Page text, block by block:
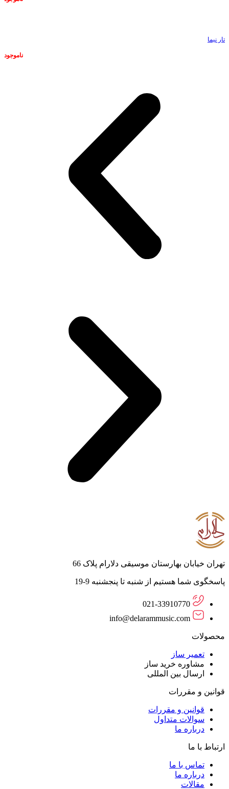
تار نیما
ناموجود
تهران خیابان بهارستان موسیقی دلارام پلاک 66
پاسخگوی شما هستیم از شنبه تا پنجشنبه 9-19
021-33910770
info@delarammusic.com
محصولات
تعمیر ساز
مشاوره خرید ساز
ارسال بین المللی
قوانین و مقررات
قوانین و مقررات
سوالات متداول
درباره ما
ارتباط با ما
تماس با ما
درباره ما
مقالات